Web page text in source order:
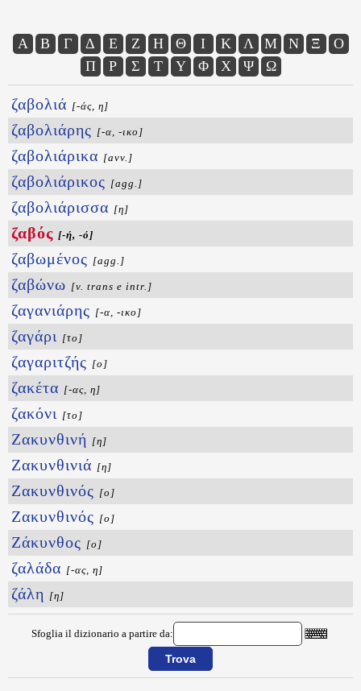
Α Β Γ Δ Ε Ζ Η Θ Ι Κ Λ Μ Ν Ξ
Ο
Π
Ρ Σ Τ Υ Φ Χ Ψ Ω
ζαβολιά [-άς, η]
ζαβολιάρης [-α, -ικο]
ζαβολιάρικα [avv.]
ζαβολιάρικος [agg.]
ζαβολιάρισσα [η]
ζαβός [-ή, -ό]
ζαβωμένος [agg.]
ζαβώνω [v. trans e intr.]
ζαγανιάρης [-α, -ικο]
ζαγάρι [το]
ζαγαριτζής [ο]
ζακέτα [-ας, η]
ζακόνι [το]
Ζακυνθινή [η]
Ζακυνθινιά [η]
Ζακυνθινός [ο]
Ζακυνθινός [ο]
Ζάκυνθος [ο]
ζαλάδα [-ας, η]
ζάλη [η]
Sfoglia il dizionario a partire da: